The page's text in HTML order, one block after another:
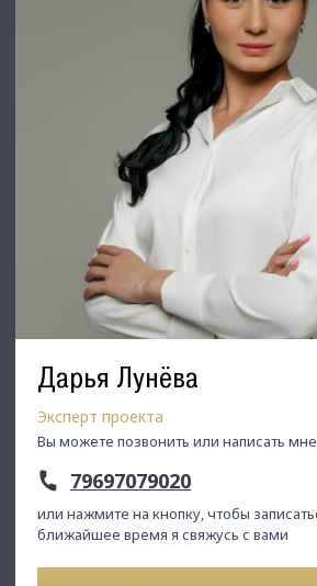
Дарья Лунёва
Эксперт проекта
Вы можете позвонить или написать
79697079020
или нажмите на кнопку, чтобы
ближайшее время я свяжусь с вами
С Уважением, Макеева Вероника.
Недвижимость Северо-Запада.